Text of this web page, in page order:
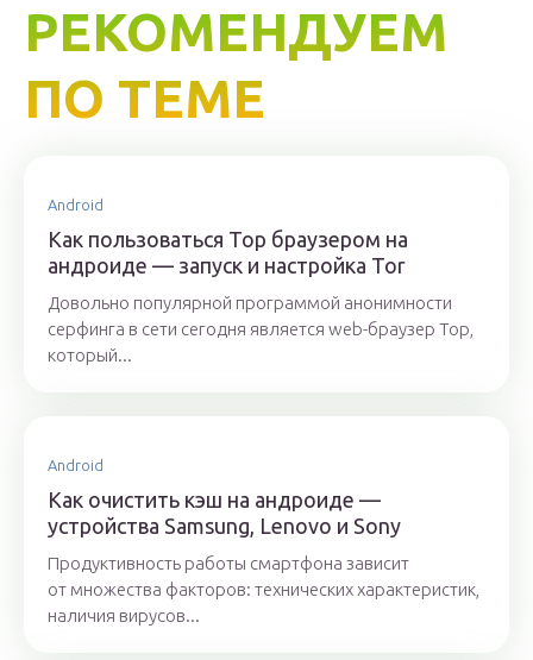
РЕКОМЕНДУЕМ
ПО ТЕМЕ
Android
Как пользоваться Тор браузером на
андроиде — запуск и настройка Tor
Довольно популярной программой анонимности
серфинга в сети сегодня является web-браузер Тор,
который...
Android
Как очистить кэш на андроиде —
устройства Samsung, Lenovo и Sony
Продуктивность работы смартфона зависит
от множества факторов: технических характеристик,
наличия вирусов...